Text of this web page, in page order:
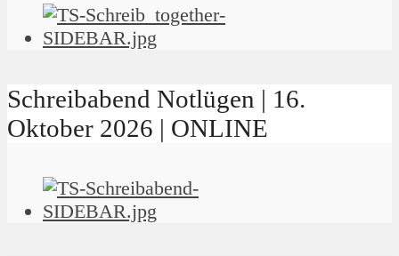
Schreibabend Notlügen | 16.
Oktober 2026 | ONLINE